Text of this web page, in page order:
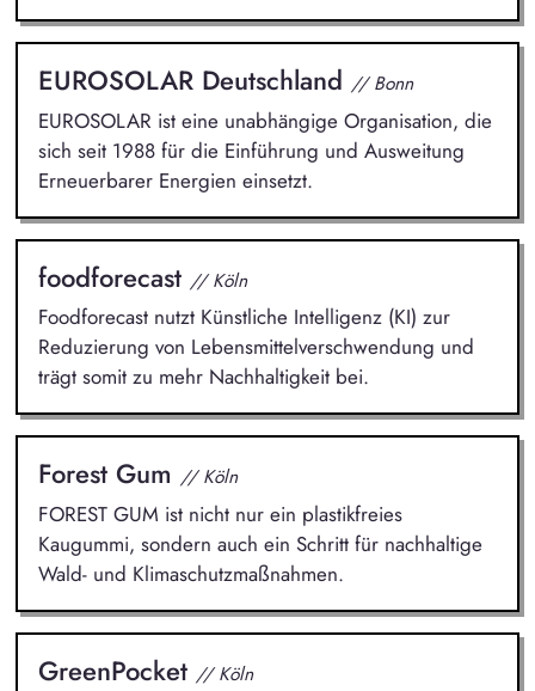
EUROSOLAR Deutschland // Bonn
EUROSOLAR ist eine unabhängige Organisation, die
sich seit 1988 für die Einführung und Ausweitung
Erneuerbarer Energien einsetzt.
foodforecast // Köln
Foodforecast nutzt Künstliche Intelligenz (KI) zur
Reduzierung von Lebensmittelverschwendung und
trägt somit zu mehr Nachhaltigkeit bei.
Forest Gum // Köln
FOREST GUM ist nicht nur ein plastikfreies
Kaugummi, sondern auch ein Schritt für nachhaltige
Wald- und Klimaschutzmaßnahmen.
GreenPocket // Köln